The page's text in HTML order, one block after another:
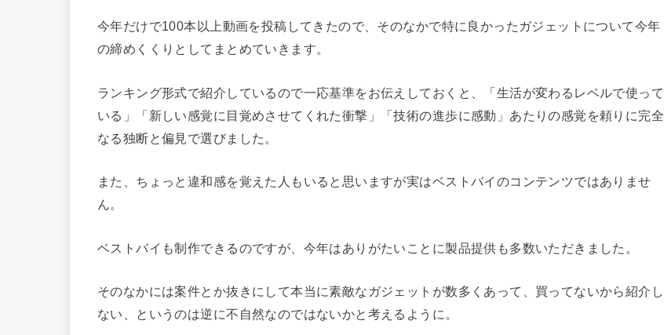
今年だけで100本以上動画を投稿してきたので、そのなかで特に良かったガジェットについて今年
の締めくくりとしてまとめていきます。
ランキング形式で紹介しているので一応基準をお伝えしておくと、「生活が変わるレベルで使って
いる」「新しい感覚に目覚めさせてくれた衝撃」「技術の進歩に感動」あたりの感覚を頼りに完全
なる独断と偏見で選びました。
また、ちょっと違和感を覚えた人もいると思いますが実はベストバイのコンテンツではありませ
ん。
ベストバイも制作できるのですが、今年はありがたいことに製品提供も多数いただきました。
そのなかには案件とか抜きにして本当に素敵なガジェットが数多くあって、買ってないから紹介し
ない、というのは逆に不自然なのではないかと考えるように。